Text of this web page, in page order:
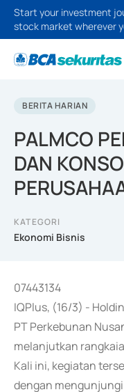
Start your investment
stock market wherever
BERITA HARIAN
PALMCO
DAN
KATEGORI
Ekonomi Bisnis
07443134
IQPlus, (16/3) -
PT Perkebunan
melanjutkan
Kali ini, kegiatan
dengan mengunjungi